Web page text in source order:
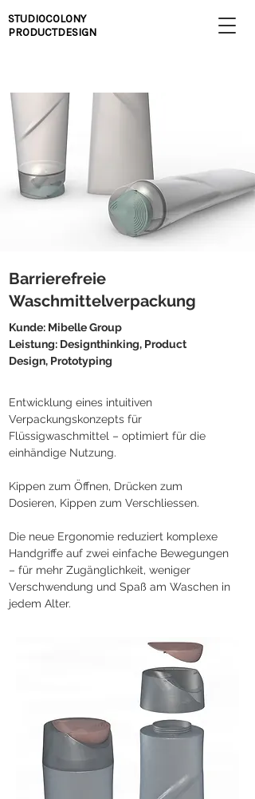
STUDIOCOLONY
PRODUCTDESIGN
Barrierefreie
Waschmittelverpackung
Kunde: Mibelle Group
Leistung: Designthinking, Product
Design, Prototyping
Entwicklung eines intuitiven
Verpackungskonzepts für
Flüssigwaschmittel – optimiert für die
einhändige Nutzung.
Kippen zum Öffnen, Drücken zum
Dosieren, Kippen zum Verschliessen.
Die neue Ergonomie reduziert komplexe
Handgriffe auf zwei einfache Bewegungen
– für mehr Zugänglichkeit, weniger
Verschwendung und Spaß am Waschen in
jedem Alter.